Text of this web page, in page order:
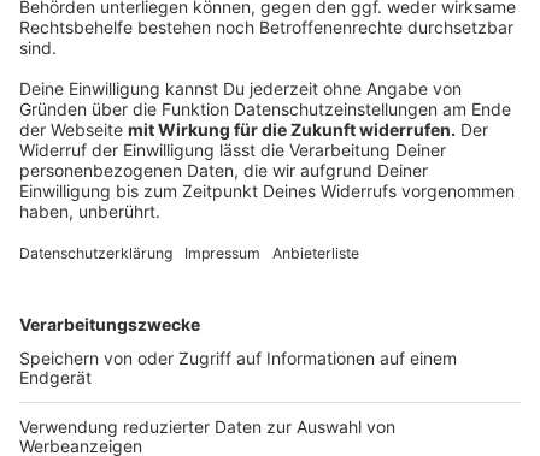
(Foto oben von der Übergabe des Förderbscheids: v. l.
n. r: Dr. Norbert Reinkober (Geschäftsführer
Beigeordneter der Kupferstadt Stolberg), Patrick Haas
(Bürgermeister der Kupferstadt Stolberg), Michael
Carmincke (Vorstand ASEAG), Klaus-Dietfried Büttner-
Zedlitz (ASEAG, Angebotsplanung))
Anzeige